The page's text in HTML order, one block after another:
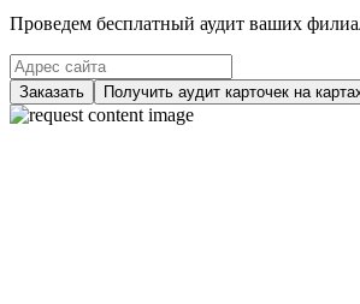
Проведем бесплатный аудит ваших
Заказать Получить аудит карточек на